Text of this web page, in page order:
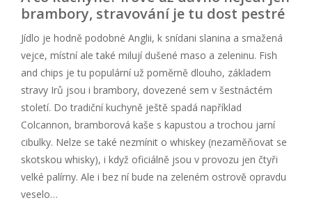
brambory, stravování je tu dost pestré
Jídlo je hodně podobné Anglii, k snídani slanina a smažená
vejce, místní ale také milují dušené maso a zeleninu. Fish
and chips je tu populární už poměrně dlouho, základem
stravy Irů jsou i brambory, dovezené sem v šestnáctém
století. Do tradiční kuchyně ještě spadá například
Colcannon, bramborová kaše s kapustou a trochou jarní
cibulky. Nelze se také nezmínit o whiskey (nezaměňovat se
skotskou whisky), i když oficiálně jsou v provozu jen čtyři
velké palírny. Ale i bez ní bude na zeleném ostrově opravdu
veselo…